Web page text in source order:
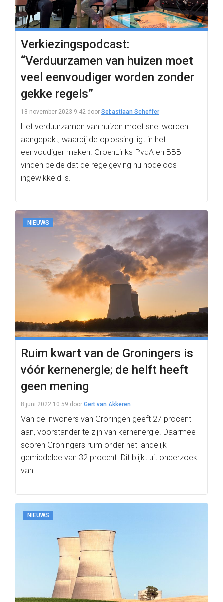
Verkiezingspodcast:
“Verduurzamen van huizen moet
veel eenvoudiger worden zonder
gekke regels”
18 november 2023 9:42 door Sebastiaan Scheffer
Het verduurzamen van huizen moet snel worden
aangepakt, waarbij de oplossing ligt in het
eenvoudiger maken. GroenLinks-PvdA en BBB
vinden beide dat de regelgeving nu nodeloos
ingewikkeld is.
NIEUWS
Ruim kwart van de Groningers is
vóór kernenergie; de helft heeft
geen mening
8 juni 2022 10:59 door Gert van Akkeren
Van de inwoners van Groningen geeft 27 procent
aan, voorstander te zijn van kernenergie. Daarmee
scoren Groningers ruim onder het landelijk
gemiddelde van 32 procent. Dit blijkt uit onderzoek
van…
NIEUWS